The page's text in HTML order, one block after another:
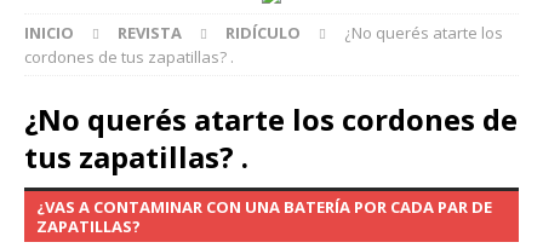
INICIO REVISTA RIDÍCULO
¿No querés atarte los
cordones de tus zapatillas? .
¿No querés atarte los cordones de
tus zapatillas? .
¿VAS A CONTAMINAR CON UNA BATERÍA POR CADA PAR DE
ZAPATILLAS?